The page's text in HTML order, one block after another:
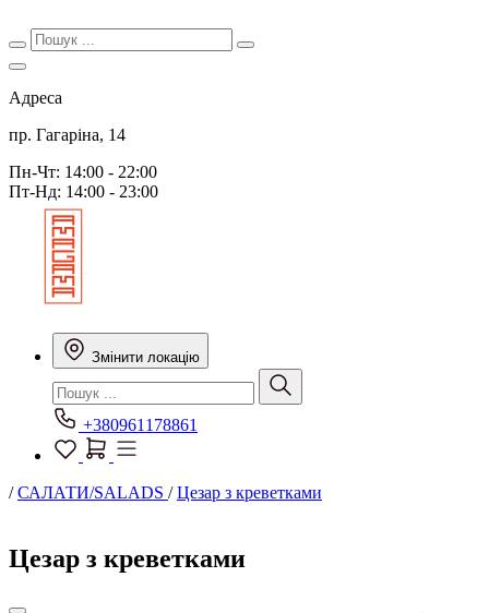
Адреса
пр. Гагаріна, 14
Пн-Чт: 14:00 - 22:00
Пт-Нд: 14:00 - 23:00
Змінити локацію
+380961178861
/САЛАТИ/SALADS /Цезар з креветками
Цезар з креветками